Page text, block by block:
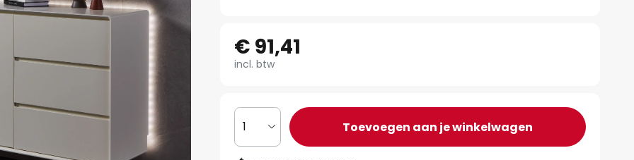
€ 91,41
incl. btw
1 Toevoegen aan je winkelwagen